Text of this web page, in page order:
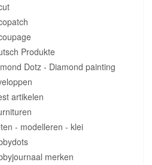
Produkte
Dotz - Diamond painting
artikelen
- modelleren - klei
merken